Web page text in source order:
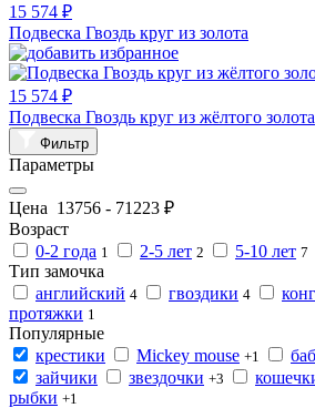
15 574 ₽
Подвеска Гвоздь круг из золота
15 574 ₽
Подвеска Гвоздь круг из жёлтого золота
Фильтр
Параметры
Цена 13756 - 71223 ₽
Возраст
0-2 года 1 2-5 лет 2 5-10 лет 7
Тип замочка
английский 4 гвоздики 4
протяжки 1
Популярные
крестики
Mickey mouse +1
зайчики звездочки +3
рыбки +1